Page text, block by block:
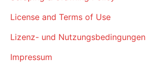
License and Terms of Use
Lizenz- und Nutzungsbedingungen
Impressum